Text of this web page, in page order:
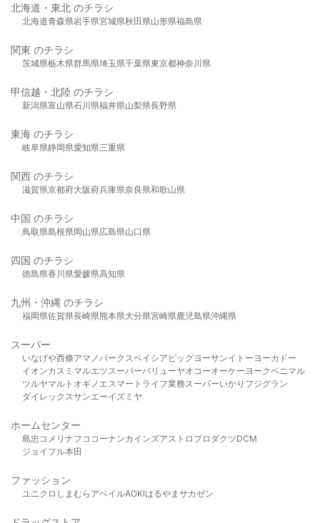
北海道・東北 のチラシ
北海道青森県岩手県宮城県秋田県山形県福島県
関東 のチラシ
茨城県栃木県群馬県埼玉県千葉県東京都神奈川県
甲信越・北陸 のチラシ
新潟県富山県石川県福井県山梨県長野県
東海 のチラシ
岐阜県静岡県愛知県三重県
関西 のチラシ
滋賀県京都府大阪府兵庫県奈良県和歌山県
中国 のチラシ
鳥取県島根県岡山県広島県山口県
四国 のチラシ
徳島県香川県愛媛県高知県
九州・沖縄 のチラシ
福岡県佐賀県長崎県熊本県大分県宮崎県鹿児島県沖縄県
スーパー
いなげや西條アマノパークスベイシア ビッグヨーサンイトーヨーカドー
イオンカスミ マルエツスーパーバリューヤオコーオーケー ヨークベニマル
ツルヤマルト オギノ エスマート ライフ業務スーパーいかり フジグラン
ダイレックスサンエーイズミヤ
ホームセンター
島忠 コメリ ナフコ コーナンカインズアストロプロダクツDCM
ジョイフル本田
ファッション
ユニクロ しまむら アベイルAOKIはるやま サカゼン